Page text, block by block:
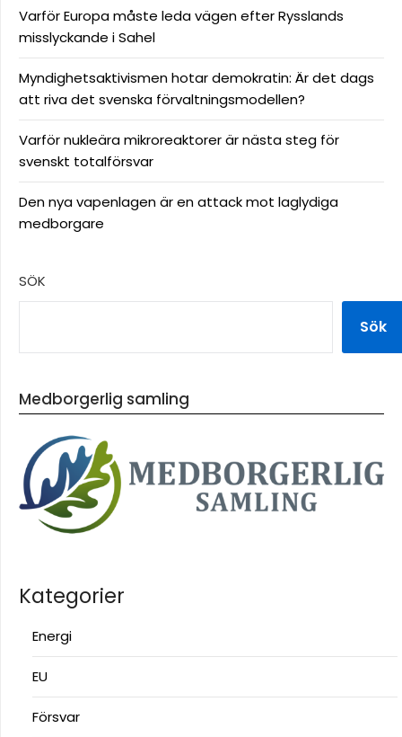
Varför Europa måste leda vägen efter Rysslands
misslyckande i Sahel
Myndighetsaktivismen hotar demokratin: Är det dags
att riva det svenska förvaltningsmodellen?
Varför nukleära mikroreaktorer är nästa steg för
svenskt totalförsvar
Den nya vapenlagen är en attack mot laglydiga
medborgare
SÖK
Sök
Medborgerlig samling
Kategorier
Energi
EU
Försvar